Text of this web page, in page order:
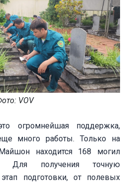
VOV
огромнейшая поддержка,
много работы. Только на
находится 168 могил
Для получения точную
подготовки, от полевых